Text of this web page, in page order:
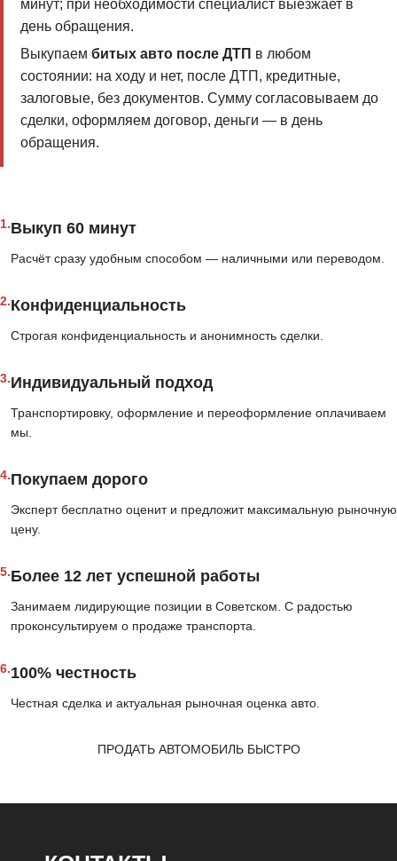
минут; при необходимости специалист выезжает в
день обращения.
Выкупаем битых авто после ДТП в любом
состоянии: на ходу и нет, после ДТП, кредитные,
залоговые, без документов. Сумму согласовываем до
сделки, оформляем договор, деньги — в день
обращения.
1.Выкуп 60 минут
Расчёт сразу удобным способом — наличными или переводом.
2.Конфиденциальность
Строгая конфиденциальность и анонимность сделки.
3.Индивидуальный подход
Транспортировку, оформление и переоформление оплачиваем
мы.
4.Покупаем дорого
Эксперт бесплатно оценит и предложит максимальную рыночную
цену.
5.Более 12 лет успешной работы
Занимаем лидирующие позиции в Советском. С радостью
проконсультируем о продаже транспорта.
6.100% честность
Честная сделка и актуальная рыночная оценка авто.
ПРОДАТЬ АВТОМОБИЛЬ БЫСТРО